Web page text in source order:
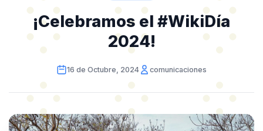
¡Celebramos el #WikiDía
2024!
16 de Octubre, 2024 comunicaciones